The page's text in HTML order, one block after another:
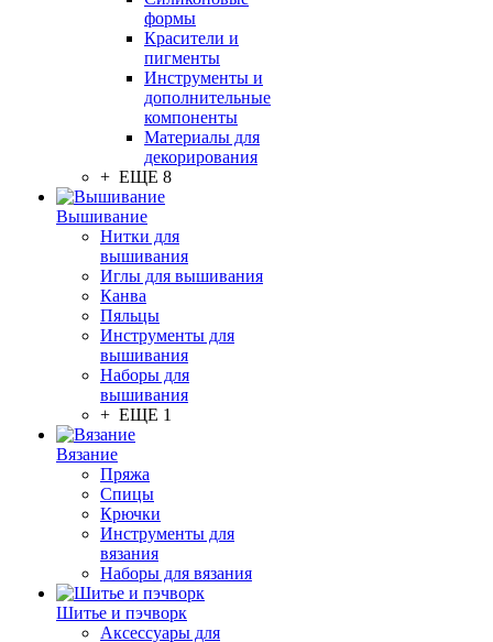
формы
Красители и
пигменты
Инструменты и
дополнительные
компоненты
Материалы для
декорирования
+ ЕЩЕ 8
Вышивание
Нитки для
вышивания
Иглы для вышивания
Канва
Пяльцы
Инструменты для
вышивания
Наборы для
вышивания
+ ЕЩЕ 1
Вязание
Пряжа
Спицы
Крючки
Инструменты для
вязания
Наборы для вязания
Шитье и пэчворк
Аксессуары для